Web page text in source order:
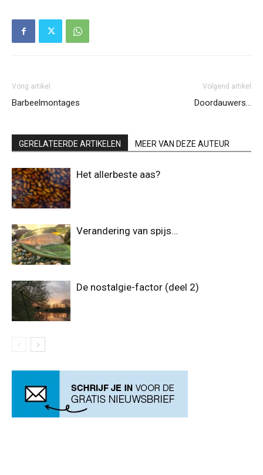
Vorig artikel
Barbeelmontages
Volgend artikel
Doordauwers…
GERELATEERDE ARTIKELEN MEER VAN DEZE AUTEUR
Het allerbeste aas?
Verandering van spijs…
De nostalgie-factor (deel 2)